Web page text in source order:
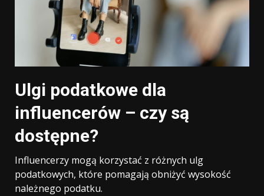
Ulgi podatkowe dla
influencerów – czy są
dostępne?
Influencerzy mogą korzystać z różnych ulg
podatkowych, które pomagają obniżyć wysokość
należnego podatku.